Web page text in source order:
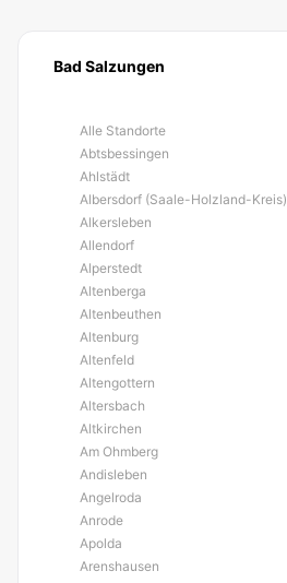
Bad Salzungen
Alle Standorte
Abtsbessingen
Ahlstädt
Albersdorf (Saale-Holzland-Kreis)
Alkersleben
Allendorf
Alperstedt
Altenberga
Altenbeuthen
Altenburg
Altenfeld
Altengottern
Altersbach
Altkirchen
Am Ohmberg
Andisleben
Angelroda
Anrode
Apolda
Arenshausen